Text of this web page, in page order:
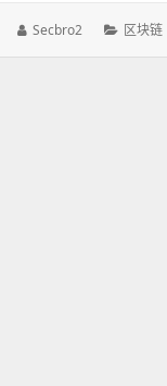
作
Secbro2
分
区块链